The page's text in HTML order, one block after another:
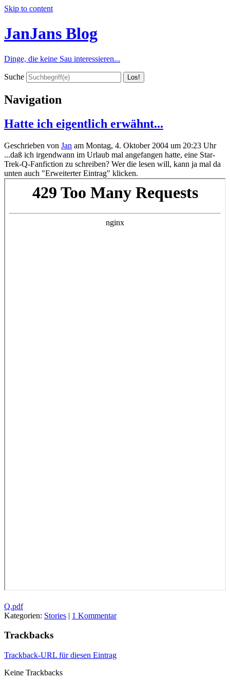
Skip to content
JanJans Blog
Dinge, die keine Sau interessieren...
Suche
Navigation
Hatte ich eigentlich erwähnt...
Geschrieben von Jan am Montag, 4. Oktober 2004 um 20:23 Uhr
...daß ich irgendwann im Urlaub mal angefangen hatte, eine Star-
Trek-Q-Fanfiction zu schreiben? Wer die lesen will, kann ja mal da
unten auch "Erweiterter Eintrag" klicken.
Q.pdf
Kategorien: Stories | 1 Kommentar
Trackbacks
Trackback-URL für diesen Eintrag
Keine Trackbacks